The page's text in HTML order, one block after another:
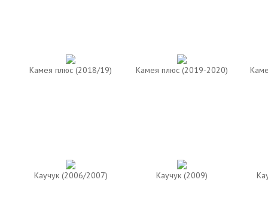
Камея плюс (2018/19) Камея плюс (2019-2020)
Каучук (2006/2007) Каучук (2009)